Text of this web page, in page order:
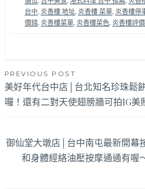
台中
炎香樓 地址, 炎香樓 菜單 炎香樓停
價錢, 炎香樓菜單 炎香樓菜色, 炎香樓評價
文
章
導
PREVIOUS POST
美好年代台中店│台北知名珍珠鬆
囉！還有二對天使翅膀牆可拍IG美
御仙堂大墩店│台中南屯最新開幕
和身體經絡油壓按摩通通有喔